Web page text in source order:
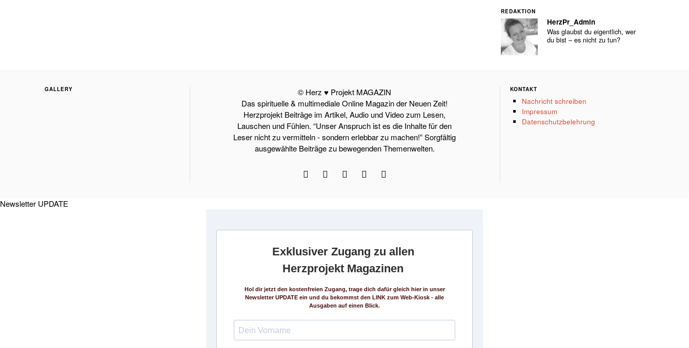
REDAKTION
HerzPr_Admin
Was glaubst du eigentlich, wer
du bist – es nicht zu tun?
GALLERY
© Herz ♥ Projekt MAGAZIN
Das spirituelle & multimediale Online Magazin der Neuen Zeit!
Herzprojekt Beiträge im Artikel, Audio und Video zum Lesen,
Lauschen und Fühlen. “Unser Anspruch ist es die Inhalte für den
Leser nicht zu vermitteln - sondern erlebbar zu machen!” Sorgfältig
ausgewählte Beiträge zu bewegenden Themenwelten.
KONTAKT
Nachricht schreiben
Impressum
Datenschutzbelehrung
Newsletter UPDATE